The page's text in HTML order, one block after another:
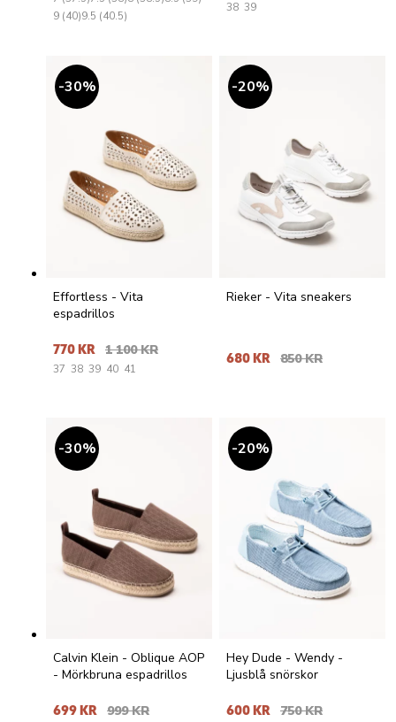
9 (40)9.5 (40.5)
38 39
30%
Effortless - Vita
espadrillos
770 KR 1 100 KR
37 38 39 40 41
20%
Rieker - Vita sneakers
680 KR 850 KR
30%
Calvin Klein - Oblique AOP
- Mörkbruna espadrillos
699 KR 999 KR
20%
Hey Dude - Wendy -
Ljusblå snörskor
600 KR 750 KR